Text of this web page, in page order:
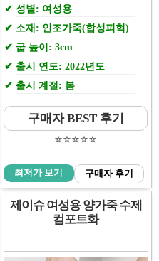
성별: 여성용
소재: 인조가죽(합성피혁)
굽 높이: 3cm
출시 연도: 2022년도
출시 계절: 봄
구매자 BEST 후기
⭐️⭐️⭐️⭐️⭐️
최저가 보기 구매자 후기
제이슈 여성용 양가죽 수제
컴포트화